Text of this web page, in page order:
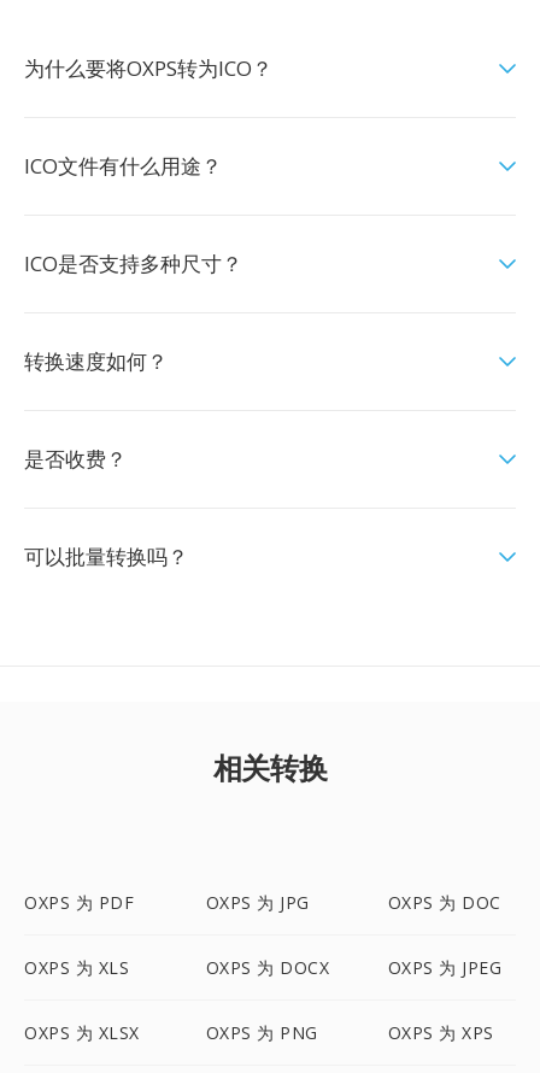
为什么要将OXPS转为ICO？
ICO文件有什么用途？
ICO是否支持多种尺寸？
转换速度如何？
是否收费？
可以批量转换吗？
相关转换
OXPS 为 PDF OXPS 为 JPG OXPS 为 DOC
OXPS 为 XLS OXPS 为 DOCX OXPS 为 JPEG
OXPS 为 XLSX OXPS 为 PNG OXPS 为 XPS